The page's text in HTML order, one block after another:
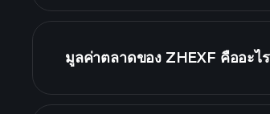
มูลค่าตลาดของ ZHEXF คืออะไ